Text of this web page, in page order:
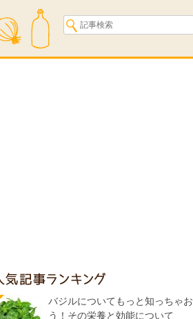
バジルについてもっと知っちゃお
う！その栄養と効能について